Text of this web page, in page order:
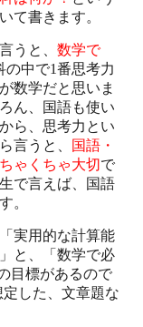
て書きます。
うと、数学で
の中で1番思考力
数学だと思いま
ん、国語も使い
ら、思考力とい
言うと、
国語・
ゃくちゃ大切で
で言えば、国語
。
実用的な計算能
と、「数学で必
目標があるので
した、文章題な